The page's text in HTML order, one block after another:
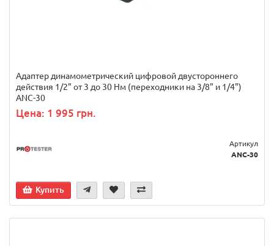
Адаптер динамометрический цифровой двустороннего
действия 1/2" от 3 до 30 Нм (переходники на 3/8" и 1/4")
ANC-30
Цена: 1 995 грн.
Артикул
ANC-30
Купить